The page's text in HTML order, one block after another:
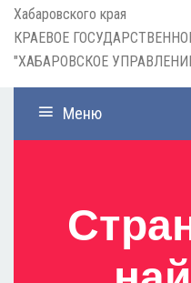
Хабаровского края
КРАЕВОЕ
"ХАБАРОВСКОЕ
Меню